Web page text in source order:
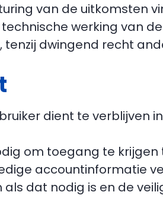
van de uitkomsten
werking van
dwingend recht
dient te
om toegang te
accountinformatie
dat nodig is en de